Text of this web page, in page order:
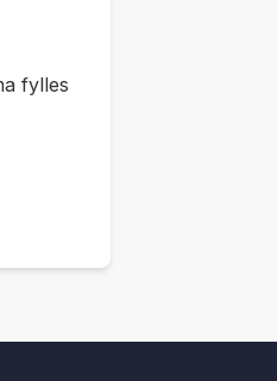
fylles